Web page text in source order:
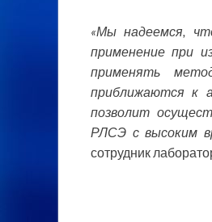
«Мы надеемся,
применение при
применять
приближаются к
позволит
РЛСЭ с высоким
сотрудник